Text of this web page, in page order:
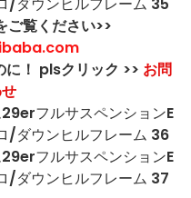
ご覧ください>>
に！ plsクリック >> お問